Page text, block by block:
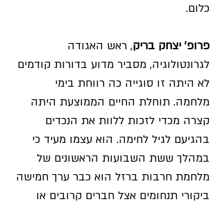
כלום.
פרופ' יצחק בריק, ראש האגודה
לגרונטולוגיה, מסביר מדוע בדורות קודמים
לא היתה זו סוגייה כה רווחת בימי
מלחמה. תוחלת החיים הממוצעת היתה
קצרה מכדי לזכות ללוות את הנכדים
בהגיעם לגיל לחימה. הוא עצמו מעיד כי
במהלך ששת השבועות הראשונים של
מלחמת חרבות ברזל הוא כבר ערך חמישה
ביקורי תנחומים אצל חברים קרובים או